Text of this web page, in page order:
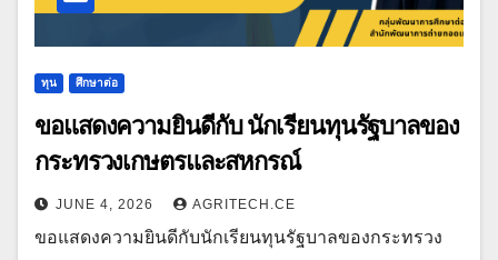
ทุน ศึกษาต่อ
ขอแสดงความยินดีกับ นักเรียนทุนรัฐบาลของ
กระทรวงเกษตรและสหกรณ์
JUNE 4, 2026 AGRITECH.CE
ขอแสดงความยินดีกับนักเรียนทุนรัฐบาลของกระทรวง